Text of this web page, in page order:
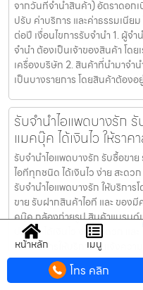
จากวันที่จำนำสินค้า) อัตราดอก
ปรับ ค่าบริการ และค่าธรรมเนีย
ต่อปี เงื่อนไขการรับจำนำ 1. ผู้จ
จำนำ ต้องเป็นเจ้าของสินค้า โดย
เครื่องบริษัท 2. สินค้าที่นำมาจำ
เป็นบางรายการ โดยสินค้าต้อง
รับจำนำไอแพดบางรัก
แมคบุ๊ค ได้เงินไว ให้ราค
รับจำนำไอแพดบางรัก รับซื้อขา
ไอทีทุกชนิด ได้เงินไว ง่าย สะดว
รับจำนำไอแพดบางรัก ให้บริกา
ขาย รับฝากสินค้าไอที และ ของมี
คบุ๊ค กล้องถ่ายรูป สินค้าแบรนด์
ประดับ ได้เงินไว ง่าย สะดวก แล
เงื่อนไขการให้บริการ 1. แจ้งค
ชนิดใดมาจำนำ โดยแจ้งรุ่นสินค้า
กำหนดสถานที่นัดพบ : โดยผู้จำน
หน้าหลัก เมนู
โทร คลิก